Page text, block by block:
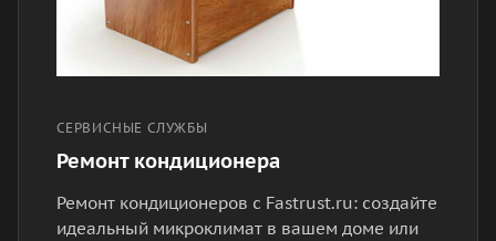
СЕРВИСНЫЕ СЛУЖБЫ
Ремонт кондиционера
Ремонт кондиционеров с Fastrust.ru: создайте
идеальный микроклимат в вашем доме или